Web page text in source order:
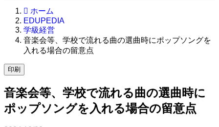
ホーム
EDUPEDIA
学級経営
音楽会等、学校で流れる曲の選曲時にポップソングを
入れる場合の留意点
印刷
音楽会等、学校で流れる曲の選曲時に
ポップソングを入れる場合の留意点